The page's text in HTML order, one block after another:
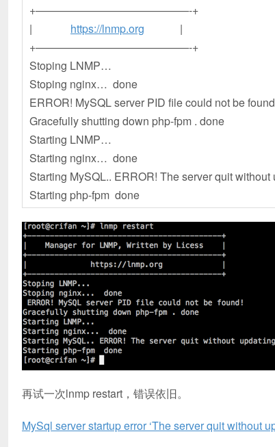
+——————————————-+
| https://lnmp.org |
+——————————————-+
Stoping LNMP…
Stoping nginx… done
ERROR! MySQL server PID file could not be
Gracefully shutting down php-fpm . done
Starting LNMP…
Starting nginx… done
Starting MySQL.. ERROR! The server quit
Starting php-fpm done
再试一次lnmp restart，错误依旧。
MySql server startup error ‘The server quit without